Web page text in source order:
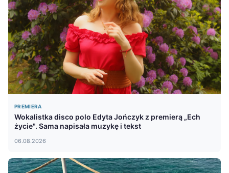
PREMIERA
Wokalistka disco polo Edyta Jończyk z premierą „Ech
życie". Sama napisała muzykę i tekst
06.08.2026